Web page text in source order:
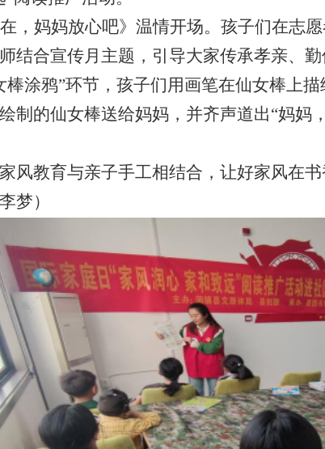
，妈妈放心吧》温情开场。孩子们在志
结合宣传月主题，引导大家传承孝亲、勤
棒涂鸦”环节，孩子们用画笔在仙女棒上
制的仙女棒送给妈妈，并齐声道出“妈
教育与亲子手工相结合，让好家风在书
李梦）